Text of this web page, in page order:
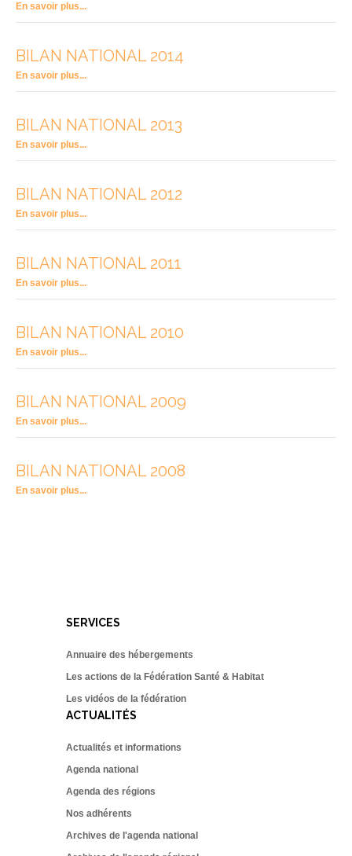
En savoir plus...
BILAN NATIONAL 2014
En savoir plus...
BILAN NATIONAL 2013
En savoir plus...
BILAN NATIONAL 2012
En savoir plus...
BILAN NATIONAL 2011
En savoir plus...
BILAN NATIONAL 2010
En savoir plus...
BILAN NATIONAL 2009
En savoir plus...
BILAN NATIONAL 2008
En savoir plus...
SERVICES
Annuaire des hébergements
Les actions de la Fédération Santé & Habitat
Les vidéos de la fédération
ACTUALITÉS
Actualités et informations
Agenda national
Agenda des régions
Nos adhérents
Archives de l'agenda national